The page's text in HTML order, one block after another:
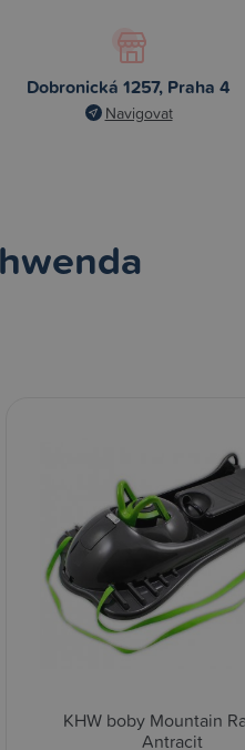
Dobronická 1257, Praha 4
Navigovat
KHW boby Mountain
Antracit